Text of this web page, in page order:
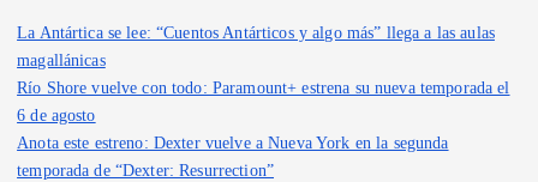
La Antártica se lee: “Cuentos Antárticos y algo más” llega a las aulas
magallánicas
Río Shore vuelve con todo: Paramount+ estrena su nueva temporada el
6 de agosto
Anota este estreno: Dexter vuelve a Nueva York en la segunda
temporada de “Dexter: Resurrection”